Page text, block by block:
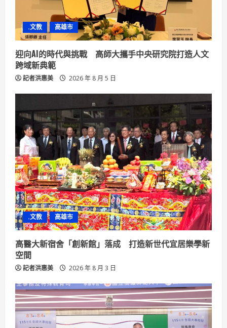
n
g
.文教 高雄市
迎向AI的時代與挑戰 高師大攜手中央研究院打造人文
跨域新典範
記者洪惠美 2026 年 8 月 5 日
.文教 高雄市
高醫大新宿舍「創新館」落成 打造新世代宜居樂學新
空間
記者洪惠美 2026 年 8 月 3 日